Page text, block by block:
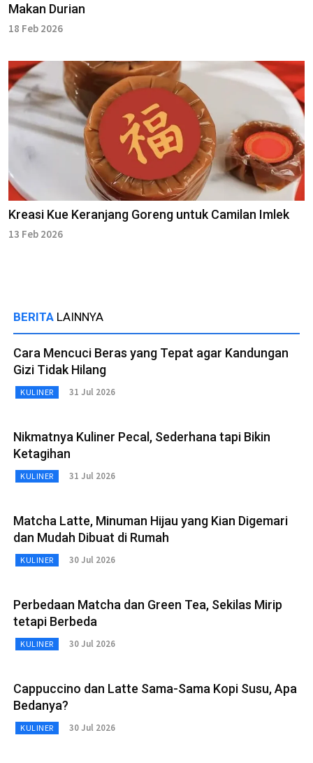
Makan Durian
18 Feb 2026
Kreasi Kue Keranjang Goreng untuk Camilan Imlek
13 Feb 2026
BERITA LAINNYA
Cara Mencuci Beras yang Tepat agar Kandungan
Gizi Tidak Hilang
KULINER 31 Jul 2026
Nikmatnya Kuliner Pecal, Sederhana tapi Bikin
Ketagihan
KULINER 31 Jul 2026
Matcha Latte, Minuman Hijau yang Kian Digemari
dan Mudah Dibuat di Rumah
KULINER 30 Jul 2026
Perbedaan Matcha dan Green Tea, Sekilas Mirip
tetapi Berbeda
KULINER 30 Jul 2026
Cappuccino dan Latte Sama-Sama Kopi Susu, Apa
Bedanya?
KULINER 30 Jul 2026